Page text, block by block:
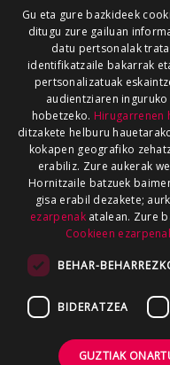
Gu eta gure bazkideek
ditugu zure gailuan
datu pertsonalak
identifikatzaile bakarrak
pertsonalizatuak
audientziaren
hobetzeko. Hirugarrenen
ditzakete helburu
kokapen geografiko
erabiliz. Zure aukerak
Hornitzaile batzuek
gisa erabil dezakete;
ezarpenakatalean. Zure
Cookieen
BEHAR-
BIDERATZEA
GUZTIAK